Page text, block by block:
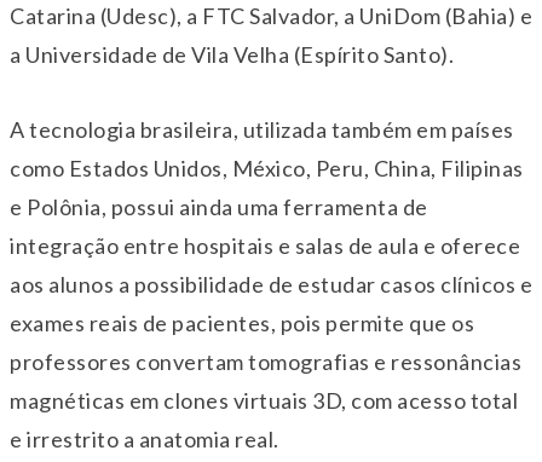
Catarina (Udesc), a FTC Salvador, a UniDom (Bahia) e
a Universidade de Vila Velha (Espírito Santo).
A tecnologia brasileira, utilizada também em países
como Estados Unidos, México, Peru, China, Filipinas
e Polônia, possui ainda uma ferramenta de
integração entre hospitais e salas de aula e oferece
aos alunos a possibilidade de estudar casos clínicos e
exames reais de pacientes, pois permite que os
professores convertam tomografias e ressonâncias
magnéticas em clones virtuais 3D, com acesso total
e irrestrito a anatomia real.